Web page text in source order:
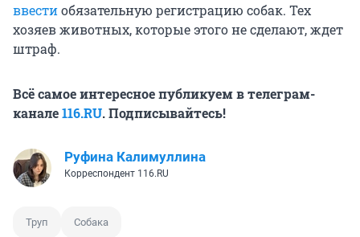
ввестиобязательную регистрацию собак. Тех
хозяев животных, которые этого не сделают, ждет
штраф.
Всё самое интересное публикуем в телеграм-
канале116.RU. Подписывайтесь!
Руфина Калимуллина
Корреспондент 116.RU
Труп Собака